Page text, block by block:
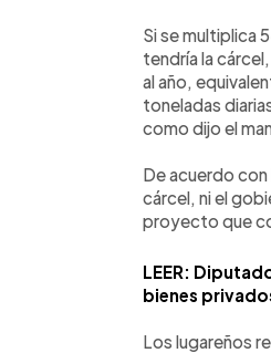
Si se multiplica
tendría la
al año,
toneladas
como dijo el
De acuerdo
cárcel, ni el
proyecto que
LEER:
bienes
Los lugareños